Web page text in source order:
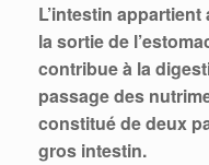
L’intestin
la sortie de
contribue à la
passage des
constitué de deux
gros intestin.